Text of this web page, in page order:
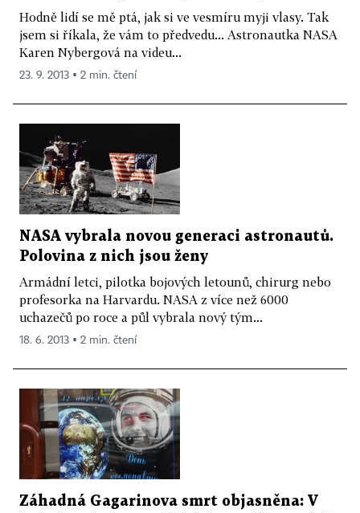
Hodně lidí se mě ptá, jak si ve vesmíru myji vlasy. Tak
jsem si říkala, že vám to předvedu... Astronautka NASA
Karen Nybergová na videu...
23. 9. 2013 ▪ 2 min. čtení
NASA vybrala novou generaci astronautů.
Polovina z nich jsou ženy
Armádní letci, pilotka bojových letounů, chirurg nebo
profesorka na Harvardu. NASA z více než 6000
uchazečů po roce a půl vybrala nový tým...
18. 6. 2013 ▪ 2 min. čtení
Záhadná Gagarinova smrt objasněna: V